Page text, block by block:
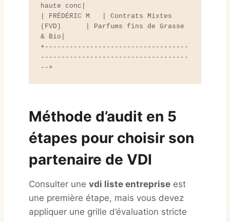
haute conc|
| FRÉDÉRIC M   | Contrats Mixtes
(FVD)      | Parfums fins de Grasse
& Bio|
+-----------------------------------
------------------------------------
Méthode d’audit en 5
étapes pour choisir son
partenaire de VDI
Consulter une vdi liste entreprise est
une première étape, mais vous devez
appliquer une grille d’évaluation stricte